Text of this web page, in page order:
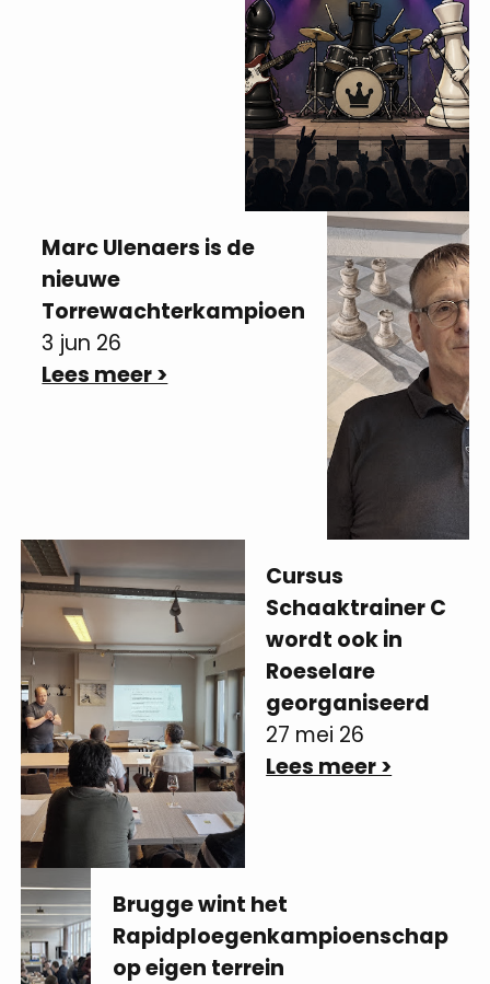
Marc Ulenaers is de
nieuwe
Torrewachterkampioen
3 jun 26
Lees meer >
Cursus
Schaaktrainer C
wordt ook in
Roeselare
georganiseerd
27 mei 26
Lees meer >
Brugge wint het
Rapidploegenkampioenschap
op eigen terrein